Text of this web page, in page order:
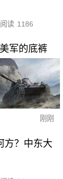
阅读 1186
军的底裤
刚刚
方？中东大